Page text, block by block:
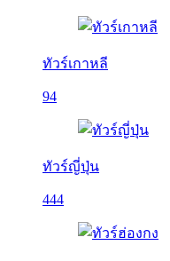
ทัวร์เกาหลี
94
ทัวร์ญี่ปุ่น
444